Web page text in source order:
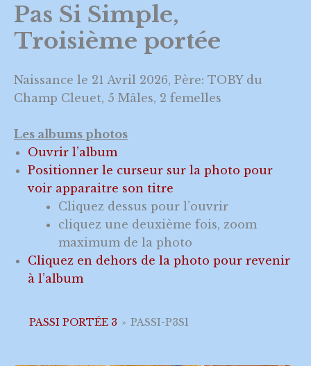
Pas Si Simple,
Troisième portée
Naissance le 21 Avril 2026, Père: TOBY du
Champ Cleuet, 5 Mâles, 2 femelles
Les albums photos
Ouvrir l’album
Positionner le curseur sur la photo pour
voir apparaitre son titre
Cliquez dessus pour l’ouvrir
cliquez une deuxième fois, zoom
maximum de la photo
Cliquez en dehors de la photo pour revenir
à l’album
PASSI PORTÉE 3 » PASSI-P3S1